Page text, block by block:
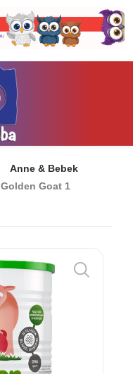
Anne & Bebek
Golden Goat 1